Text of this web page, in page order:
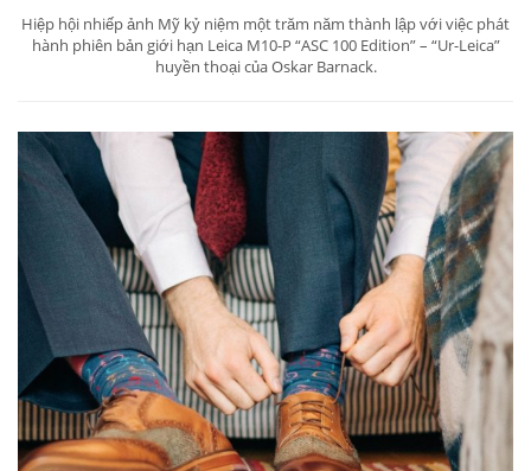
Hiệp hội nhiếp ảnh Mỹ kỷ niệm một trăm năm thành lập với việc phát
hành phiên bản giới hạn Leica M10-P “ASC 100 Edition” – “Ur-Leica”
huyền thoại của Oskar Barnack.